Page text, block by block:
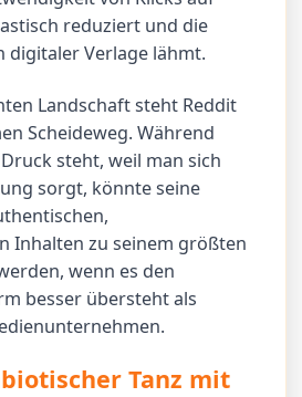
reduziert und die
digitaler Verlage lähmt.
Landschaft steht Reddit
Scheideweg. Während
steht, weil man sich
sorgt, könnte seine
Inhalten zu seinem größten
wenn es den
besser übersteht als
Tanz mit